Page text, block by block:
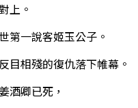
上。
一說客姬玉公子。
目相殘的復仇落下帷幕。
酒卿已死，